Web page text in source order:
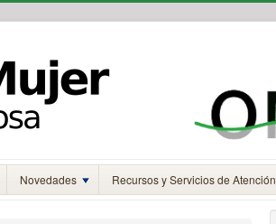
Novedades Recursos y Servicios de Atención